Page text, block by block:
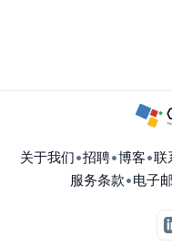
关于我们•招聘•博客•联
服务条款•电子